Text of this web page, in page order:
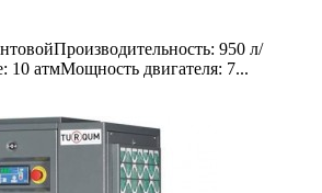
950 л/
10 атмМощность двигателя: 7...